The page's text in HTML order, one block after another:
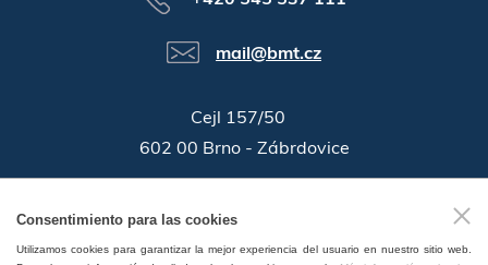
mail@bmt.cz
Cejl 157/50
602 00 Brno - Zábrdovice
Consentimiento para las cookies
Utilizamos cookies para garantizar la mejor experiencia del usuario en nuestro sitio web.